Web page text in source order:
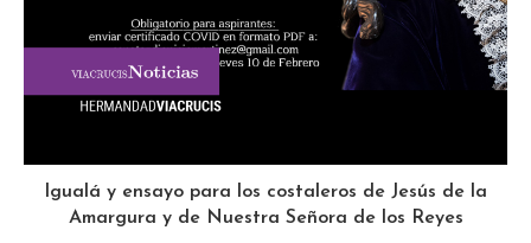
Igualá y ensayo para los costaleros de Jesús de la
Amargura y de Nuestra Señora de los Reyes